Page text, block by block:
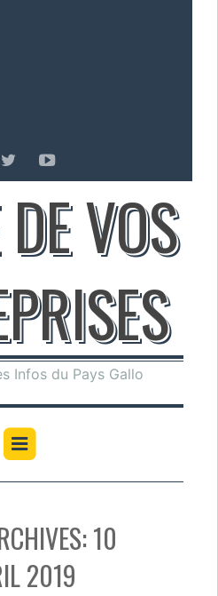
VOS
Infos du Pays Gallo
10
2019